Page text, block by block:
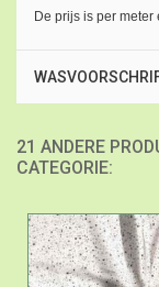
De prijs is per meter
21 ANDERE
CATEGORIE: